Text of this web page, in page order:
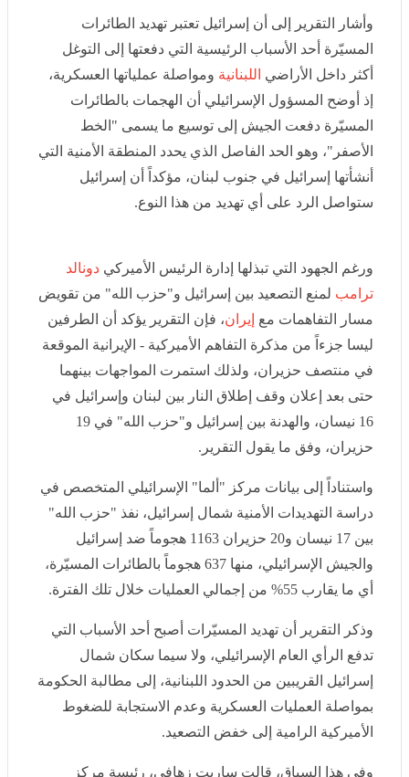
أحد الأسباب الرئيسية التي دفعتها إلى التوغل أكثر داخل
الأراضي
اللبنانيةومواصلة عملياتها العسكرية، إذ أوضح
المسؤول الإسرائيلي أن الهجمات بالطائرات المسيّرة دفعت
الجيش إلى توسيع ما يسمى "الخط الأصفر"، وهو الحد
الفاصل الذي يحدد المنطقة الأمنية التي أنشأتها إسرائيل في
جنوب لبنان، مؤكداً أن إسرائيل ستواصل الرد على أي تهديد
من هذا النوع.
لمنع التصعيد بين إسرائيل و"حزب الله" من تقويض مسار
التفاهمات معإيران
، فإن التقرير يؤكد أن الطرفين ليسا جزءاً
من مذكرة التفاهم الأميركية - الإيرانية الموقعة في منتصف
حزيران، ولذلك استمرت المواجهات بينهما حتى بعد إعلان
وقف إطلاق النار بين لبنان وإسرائيل في 16 نيسان، والهدنة
بين إسرائيل و"حزب الله" في 19 حزيران، وفق ما يقول
التقرير.
واستناداً إلى بيانات مركز "ألما" الإسرائيلي المتخصص في
دراسة التهديدات الأمنية شمال إسرائيل، نفذ "حزب الله" بين
17 نيسان و20 حزيران 1163 هجوماً ضد إسرائيل والجيش
الإسرائيلي، منها 637 هجوماً بالطائرات المسيّرة، أي ما
يقارب 55% من إجمالي العمليات خلال تلك الفترة.
وذكر التقرير أن تهديد المسيّرات أصبح أحد الأسباب التي تدفع
الرأي العام الإسرائيلي، ولا سيما سكان شمال إسرائيل
القريبين من الحدود اللبنانية، إلى مطالبة الحكومة بمواصلة
العمليات العسكرية وعدم الاستجابة للضغوط الأميركية
الرامية إلى خفض التصعيد.
وفي هذا السياق، قالت ساريت زهافي، رئيسة مركز "ألما"،
إنها فقدت أحد أقاربها، وهو الرقيب في الجيش الإسرائيلي